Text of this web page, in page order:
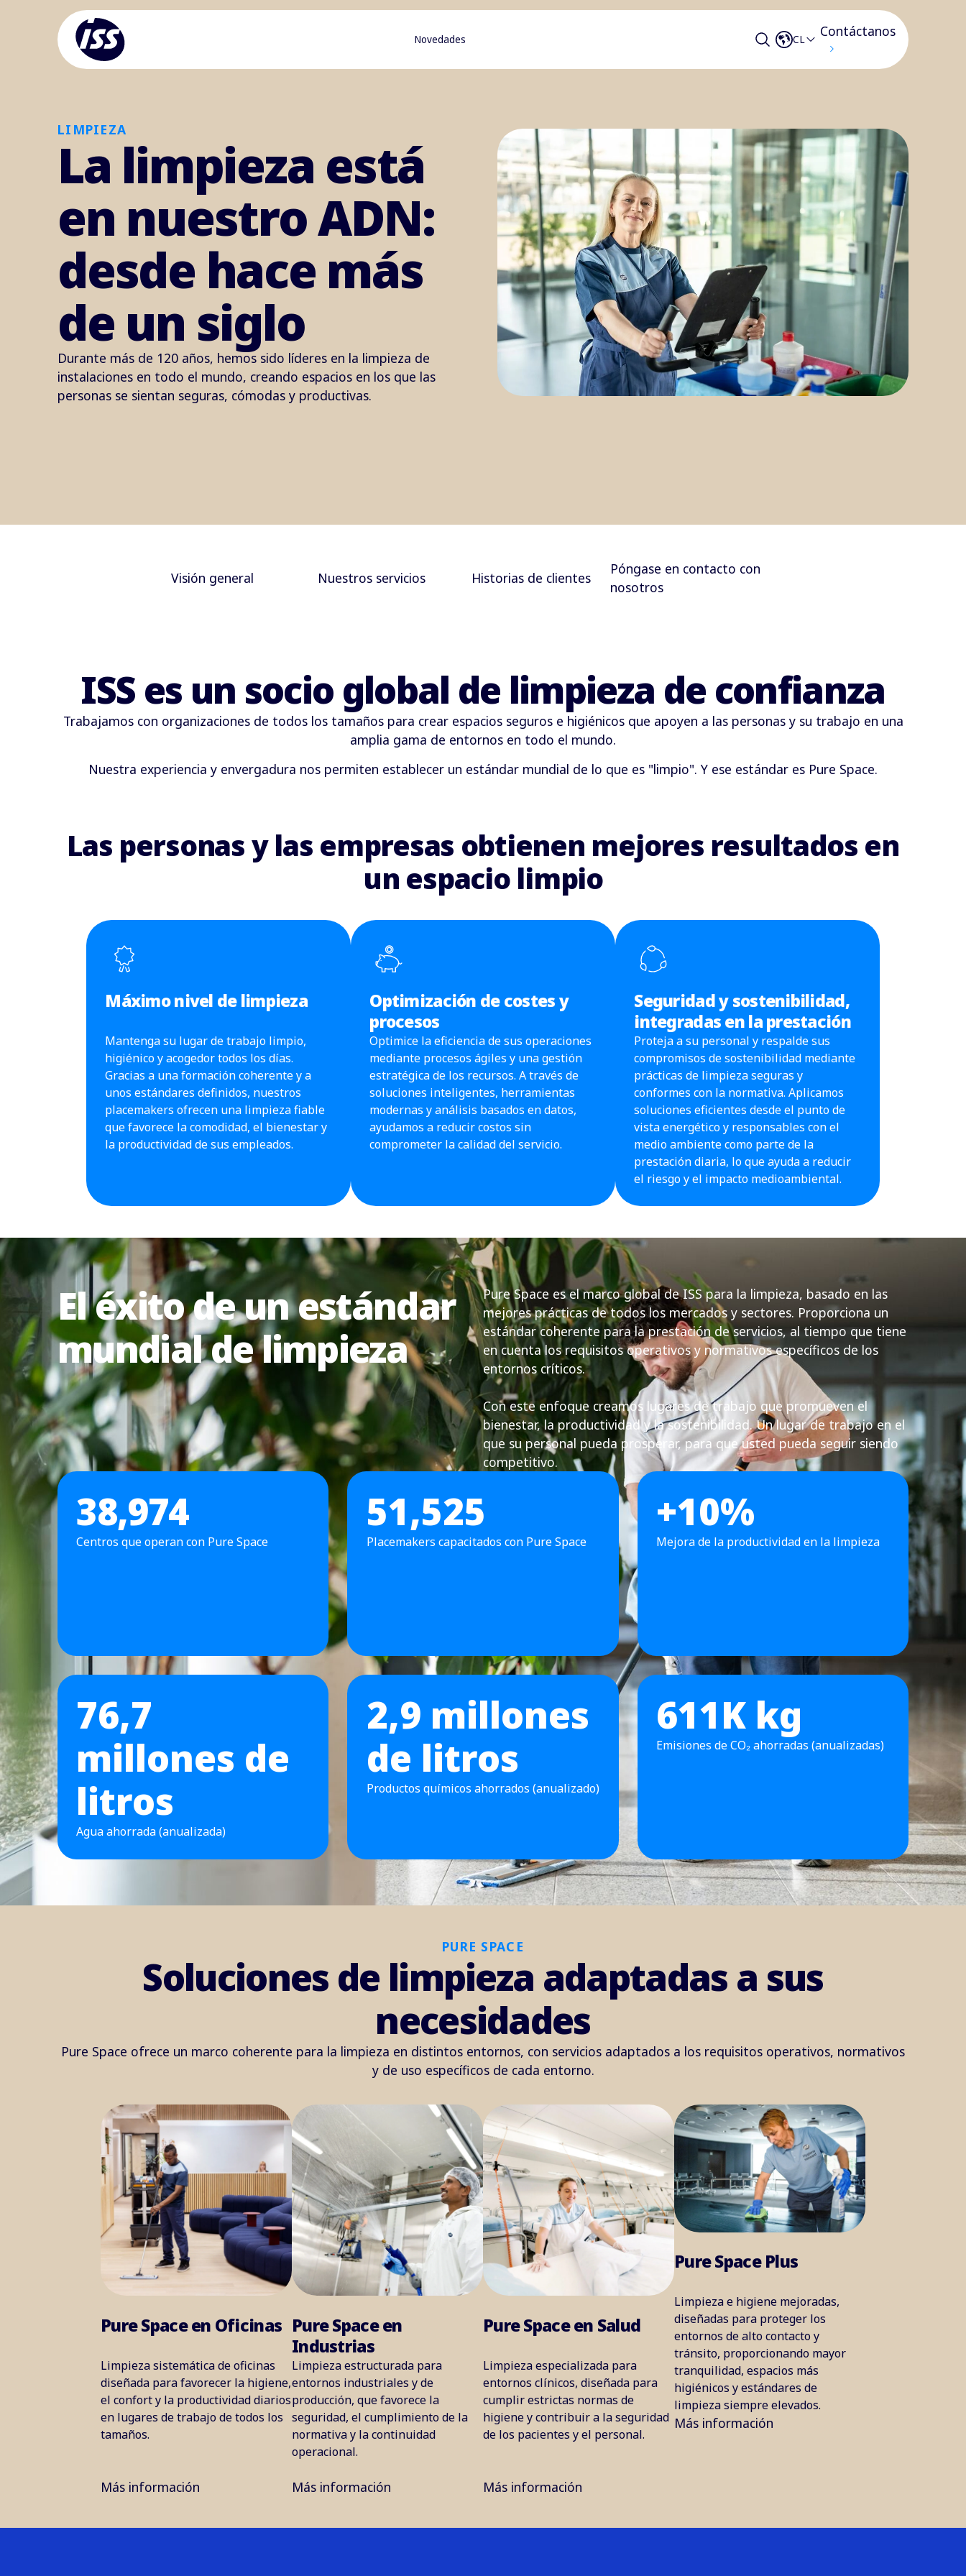
Novedades CL Contáctanos
LIMPIEZA
La limpieza está
en nuestro ADN:
desde hace más
de un siglo
Durante más de 120 años, hemos sido líderes en la limpieza de
instalaciones en todo el mundo, creando espacios en los que las
personas se sientan seguras, cómodas y productivas.
Visión general Nuestros servicios Historias de clientes
Póngase en contacto con
nosotros
ISS es un socio global de limpieza de confianza
Trabajamos con organizaciones de todos los tamaños para crear espacios seguros e higiénicos que apoyen a las personas y su trabajo en una
amplia gama de entornos en todo el mundo.
Nuestra experiencia y envergadura nos permiten establecer un estándar mundial de lo que es "limpio". Y ese estándar es Pure Space.
Las personas y las empresas obtienen mejores resultados en
un espacio limpio
Máximo nivel de limpieza
Mantenga su lugar de trabajo limpio,
higiénico y acogedor todos los días.
Gracias a una formación coherente y a
unos estándares definidos, nuestros
placemakers ofrecen una limpieza fiable
que favorece la comodidad, el bienestar y
la productividad de sus empleados.
Optimización de costes y
procesos
Optimice la eficiencia de sus operaciones
mediante procesos ágiles y una gestión
estratégica de los recursos. A través de
soluciones inteligentes, herramientas
modernas y análisis basados en datos,
ayudamos a reducir costos sin
comprometer la calidad del servicio.
Seguridad y sostenibilidad,
integradas en la prestación
Proteja a su personal y respalde sus
compromisos de sostenibilidad mediante
prácticas de limpieza seguras y
conformes con la normativa. Aplicamos
soluciones eficientes desde el punto de
vista energético y responsables con el
medio ambiente como parte de la
prestación diaria, lo que ayuda a reducir
el riesgo y el impacto medioambiental.
El éxito de un estándar
mundial de limpieza
Pure Space es el marco global de ISS para la limpieza, basado en las
mejores prácticas de todos los mercados y sectores. Proporciona un
estándar coherente para la prestación de servicios, al tiempo que tiene
en cuenta los requisitos operativos y normativos específicos de los
entornos críticos.
Con este enfoque creamos lugares de trabajo que promueven el
bienestar, la productividad y la sostenibilidad. Un lugar de trabajo en el
que su personal pueda prosperar, para que usted pueda seguir siendo
competitivo.
38,974
Centros que operan con Pure Space
51,525
Placemakers capacitados con Pure Space
+10%
Mejora de la productividad en la limpieza
76,7
millones de
litros
Agua ahorrada (anualizada)
2,9 millones
de litros
Productos químicos ahorrados (anualizado)
611K kg
Emisiones de CO₂ ahorradas (anualizadas)
PURE SPACE
Soluciones de limpieza adaptadas a sus
necesidades
Pure Space ofrece un marco coherente para la limpieza en distintos entornos, con servicios adaptados a los requisitos operativos, normativos
y de uso específicos de cada entorno.
Pure Space en Oficinas
Limpieza sistemática de oficinas
diseñada para favorecer la higiene,
el confort y la productividad diarios
en lugares de trabajo de todos los
tamaños.
Más información
Pure Space en
Industrias
Limpieza estructurada para
entornos industriales y de
producción, que favorece la
seguridad, el cumplimiento de la
normativa y la continuidad
operacional.
Más información
Pure Space en Salud
Limpieza especializada para
entornos clínicos, diseñada para
cumplir estrictas normas de
higiene y contribuir a la seguridad
de los pacientes y el personal.
Más información
Pure Space Plus
Limpieza e higiene mejoradas,
diseñadas para proteger los
entornos de alto contacto y
tránsito, proporcionando mayor
tranquilidad, espacios más
higiénicos y estándares de
limpieza siempre elevados.
Más información